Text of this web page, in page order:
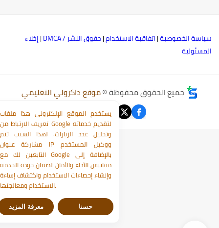
الخصوصية|اتفاقية الاستخدام|حقوق النشر / DMCA |إخلاء
جميع الحقوق محفوظة ©موقع ذاكرولي التعليمي
يستخدم الموقع الإلكتروني هذا ملفات
تعريف الارتباط من Google لتقديم خدماته
وتحليل عدد الزيارات. لهذا السبب تتم
مشاركة عنوان IP ووكيل المستخدم
التابعين لك مع Google بالإضافة إلى
مقاييس الأداء والأمان لضمان جودة الخدمة
وإنشاء إحصاءات الاستخدام واكتشاف إساءة
معرفة المزيد حسنا